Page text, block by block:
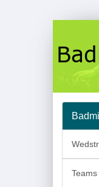
Teams